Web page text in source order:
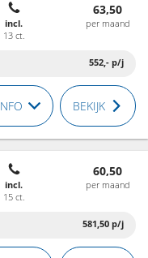
incl.
13 ct.
63,50
per maand
552,- p/j
BEKIJK
incl.
15 ct.
60,50
per maand
581,50 p/j